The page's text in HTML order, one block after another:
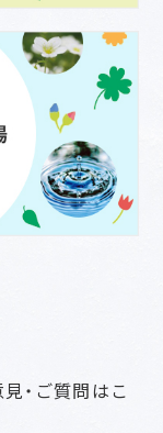
・ご質問はこ